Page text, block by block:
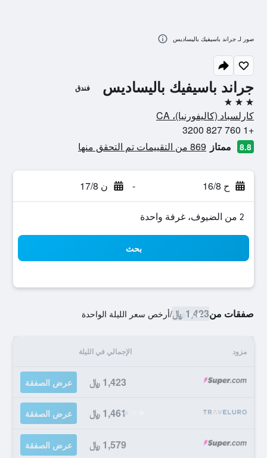
جراند باسيفيك باليساديس فندق
3 نجوم
كارلسباد (كاليفورنيا)، CA
+1 760 827 3200
8.8 ممتاز 869 من التقييمات تم التحقق منها
ح 16/8 - ن 17/8
2 من الضيوف، غرفة واحدة
بحث
صفقات من1,423 ﷼ /أرخص سعر الليلة الواحدة
مزود الإجمالي في الليلة
1,423 ﷼ عرض الصفقة
1,461 ﷼ عرض الصفقة
1,579 ﷼ عرض الصفقة
صور لـ جراند باسيفيك باليساديس